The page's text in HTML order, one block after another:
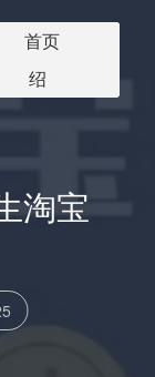
关于我们
淘宝客博客
宝客软件更
新
宝客app版本
价格
淘宝客app介
绍
首页
淘宝